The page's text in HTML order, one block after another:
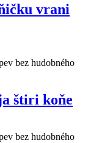
vrani
bez hudobného
štiri koňe
bez hudobného